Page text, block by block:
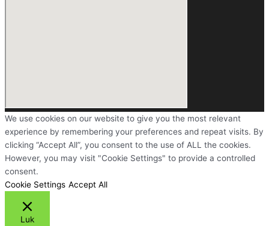
We use cookies on our website to give you the most relevant
experience by remembering your preferences and repeat visits. By
clicking “Accept All”, you consent to the use of ALL the cookies.
However, you may visit "Cookie Settings" to provide a controlled
consent.
Cookie Settings Accept All
Luk